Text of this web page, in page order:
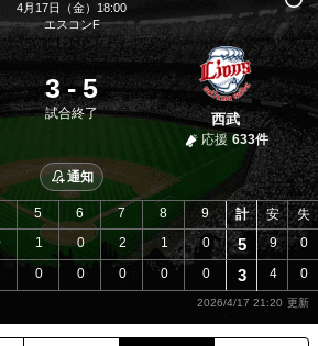
4月17日（金）18:00
エスコンF
3 - 5
試合終了 西武
応援 633件
通知
5 6 7 8
9
1 0 2 1
0
0 0 0 0 0
計 安 失
5 9 0
3 4 0
2026/4/17 21:20